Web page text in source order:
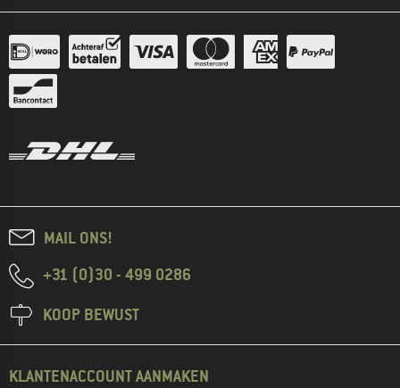
MAIL ONS!
+31 (0)30 - 499 0286
KOOP BEWUST
KLANTENACCOUNT AANMAKEN